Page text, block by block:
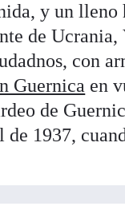
y un lleno
de
con
Guernica en
de
1937,